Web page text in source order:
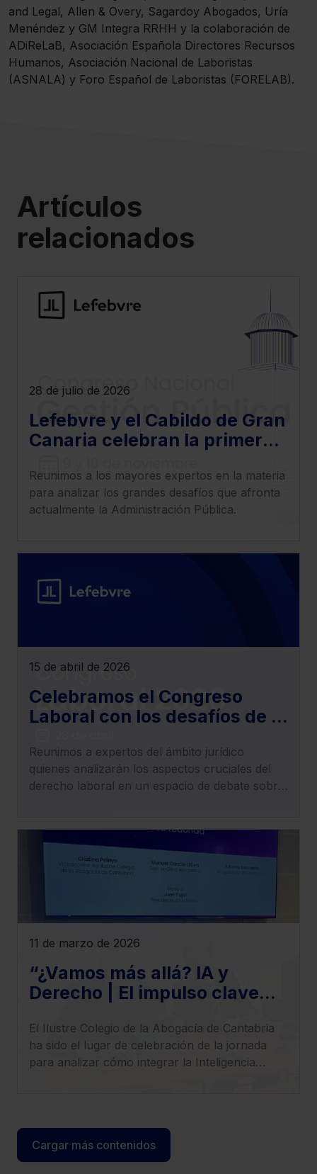
También puedes configurarlas cookies y
seleccionar solo aquellas que quieras permitir en tu
navegador. Si no seleccionas ninguna utilizaremos las
que sean indispensables para la navegación.
and Legal, Allen & Overy, Sagardoy Abogados, Uría
Menéndez y GM Integra RRHH y la colaboración de
ADiReLaB, Asociación Española Directores Recursos
Humanos, Asociación Nacional de Laboristas
(ASNALA) y Foro Español de Laboristas (FORELAB).
Artículos
relacionados
28 de julio de 2026
Lefebvre y el Cabildo de Gran
Canaria celebran la primera
Nacional de Gestión Pública
Reunimos a los mayores expertos en la materia
para analizar los grandes desafíos que afronta
actualmente la Administración Pública.
15 de abril de 2026
Celebramos el Congreso
Laboral con los desafíos de la
laboral, empleo, trabajo y
Seguridad Social
Reunimos a expertos del ámbito jurídico
quienes analizarán los aspectos cruciales del
derecho laboral en un espacio de debate sobre
11 de marzo de 2026
“¿Vamos más allá? IA y
Derecho | El impulso clave
siguiente nivel”,
El Ilustre Colegio de la Abogacía de Cantabria
ha sido el lugar de celebración de la jornada
para analizar cómo integrar la Inteligencia
Cargar más contenidos